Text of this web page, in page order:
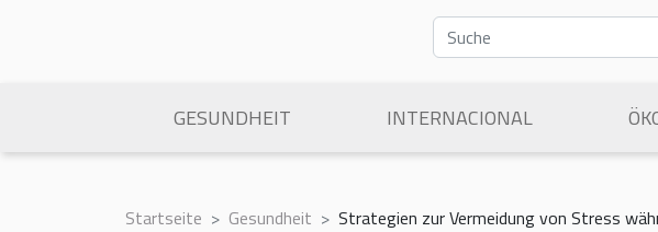
GESUNDHEIT INTERNACIONAL
Startseite Gesundheit Strategien zur Vermeidung von Stress